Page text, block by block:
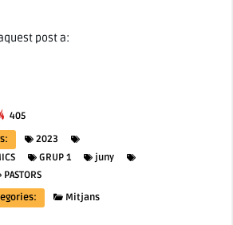
post a:
405
2023
GRUP 1
juny
PASTORS
Mitjans